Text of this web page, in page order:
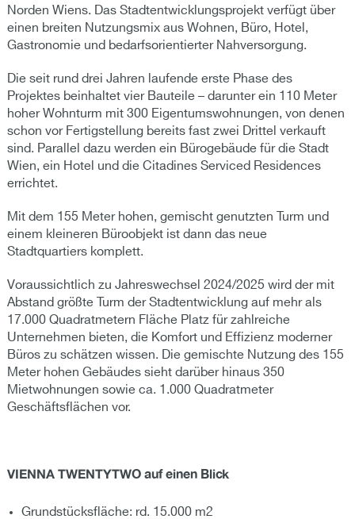
Norden Wiens. Das Stadtentwicklungsprojekt verfügt über
einen breiten Nutzungsmix aus Wohnen, Büro, Hotel,
Gastronomie und bedarfsorientierter Nahversorgung.
Die seit rund drei Jahren laufende erste Phase des
Projektes beinhaltet vier Bauteile – darunter ein 110 Meter
hoher Wohnturm mit 300 Eigentumswohnungen, von denen
schon vor Fertigstellung bereits fast zwei Drittel verkauft
sind. Parallel dazu werden ein Bürogebäude für die Stadt
Wien, ein Hotel und die Citadines Serviced Residences
errichtet.
Mit dem 155 Meter hohen, gemischt genutzten Turm und
einem kleineren Büroobjekt ist dann das neue
Stadtquartiers komplett.
Voraussichtlich zu Jahreswechsel 2024/2025 wird der mit
Abstand größte Turm der Stadtentwicklung auf mehr als
17.000 Quadratmetern Fläche Platz für zahlreiche
Unternehmen bieten, die Komfort und Effizienz moderner
Büros zu schätzen wissen. Die gemischte Nutzung des 155
Meter hohen Gebäudes sieht darüber hinaus 350
Mietwohnungen sowie ca. 1.000 Quadratmeter
Geschäftsflächen vor.
VIENNA TWENTYTWO auf einen Blick
Grundstücksfläche: rd. 15.000 m2